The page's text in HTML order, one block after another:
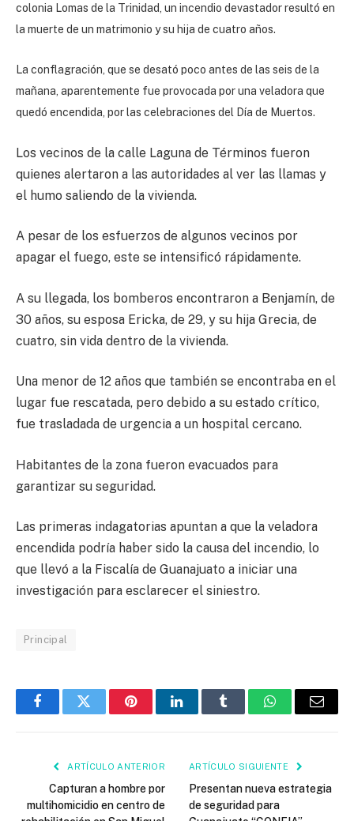
colonia Lomas de la Trinidad, un incendio devastador resultó en
la muerte de un matrimonio y su hija de cuatro años.
La conflagración, que se desató poco antes de las seis de la
mañana, aparentemente fue provocada por una veladora que
quedó encendida, por las celebraciones del Día de Muertos.
Los vecinos de la calle Laguna de Términos fueron
quienes alertaron a las autoridades al ver las llamas y
el humo saliendo de la vivienda.
A pesar de los esfuerzos de algunos vecinos por
apagar el fuego, este se intensificó rápidamente.
A su llegada, los bomberos encontraron a Benjamín, de
30 años, su esposa Ericka, de 29, y su hija Grecia, de
cuatro, sin vida dentro de la vivienda.
Una menor de 12 años que también se encontraba en el
lugar fue rescatada, pero debido a su estado crítico,
fue trasladada de urgencia a un hospital cercano.
Habitantes de la zona fueron evacuados para
garantizar su seguridad.
Las primeras indagatorias apuntan a que la veladora
encendida podría haber sido la causa del incendio, lo
que llevó a la Fiscalía de Guanajuato a iniciar una
investigación para esclarecer el siniestro.
Principal
FacebookTwitter PinterestLinkedInTumblr WhatsAppEmail
ARTÍCULO ANTERIOR
Capturan a hombre por
multihomicidio en centro de
ARTÍCULO SIGUIENTE
Presentan nueva estrategia
de seguridad para